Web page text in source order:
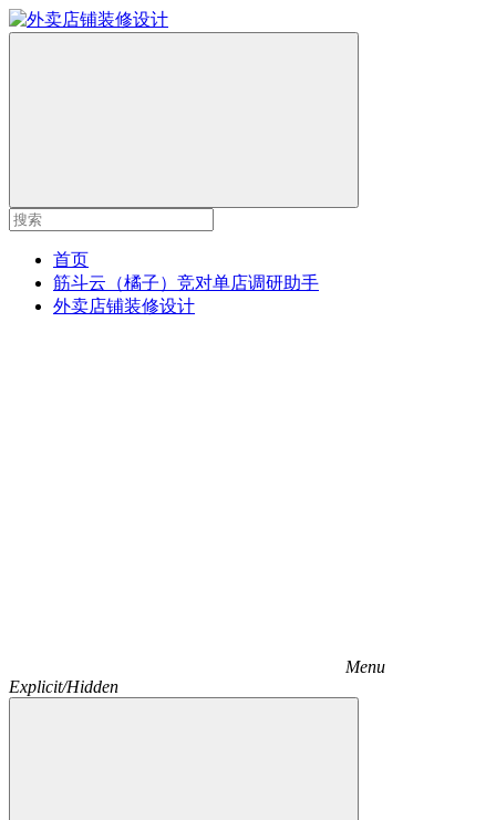
首页
筋斗云（橘子）竞对单店调研助手
外卖店铺装修设计
Menu
Explicit/Hidden